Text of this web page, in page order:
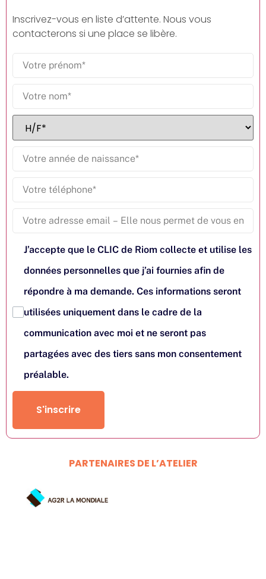
Inscrivez-vous en liste d’attente. Nous vous
contacterons si une place se libère.
J’accepte que le CLIC de Riom collecte et utilise les
données personnelles que j’ai fournies afin de
répondre à ma demande. Ces informations seront
utilisées uniquement dans le cadre de la
communication avec moi et ne seront pas
partagées avec des tiers sans mon consentement
préalable.
S'inscrire
PARTENAIRES DE L’ATELIER